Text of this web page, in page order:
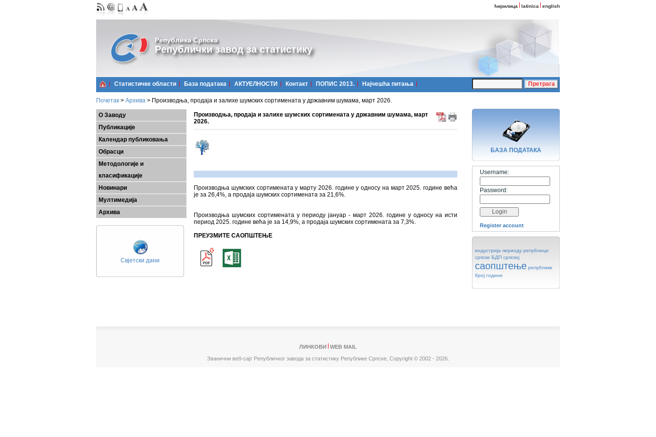
ћирилица latinica english
Република Српска
Републички завод за статистику
Статистичке области Базa података АКТУЕЛНОСТИ Контакт ПОПИС 2013. Најчешћa питања
Почетак > Архива > Производња, продаја и залихе шумских сортимената у државним шумама, март 2026.
О Заводу
Публикације
Календар публиковања
Обрасци
Методологије и
класификације
Новинари
Мултимедија
Архива
Свјетски дани
Производња, продаја и залихе шумских сортимената у државним шумама, март
2026.
Производња шумских сортимената у марту 2026. године у односу на март 2025. године већа
је за 26,4%, a продаја шумских сортимената за 21,6%.
Производња шумских сортимената у периоду јануар - март 2026. године у односу на исти
период 2025. године већа је за 14,9%, a продаја шумских сортимената за 7,3%.
ПРЕУЗМИТЕ САОПШТЕЊЕ
БАЗA ПОДАТАКА
Username:
Password:
Register account
индустрија периоду републици
српске БДП српској
саопштење републике
број године
ЛИНКОВИ
WEB MAIL
Званични веб-сајт Републичког завода за статистику Републике Српске, Copyright © 2002 - 2026.